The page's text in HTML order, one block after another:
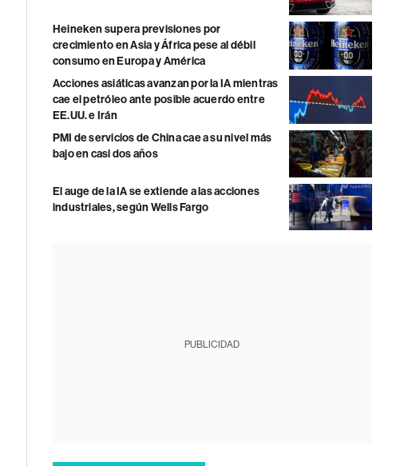
Heineken supera previsiones por
crecimiento en Asia y África pese al débil
consumo en Europa y América
Acciones asiáticas avanzan por la IA mientras
cae el petróleo ante posible acuerdo entre
EE.UU. e Irán
PMI de servicios de China cae a su nivel más
bajo en casi dos años
El auge de la IA se extiende a las acciones
industriales, según Wells Fargo
PUBLICIDAD